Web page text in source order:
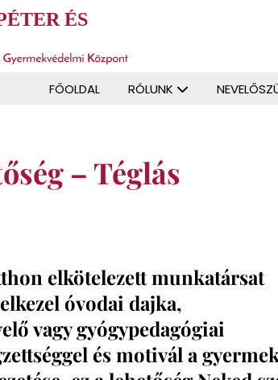
ÉS
FŐOLDAL RÓLUNK
– Téglás
elkötelezett munkatársat
óvodai dajka,
vagy gyógypedagógiai
és motivál a